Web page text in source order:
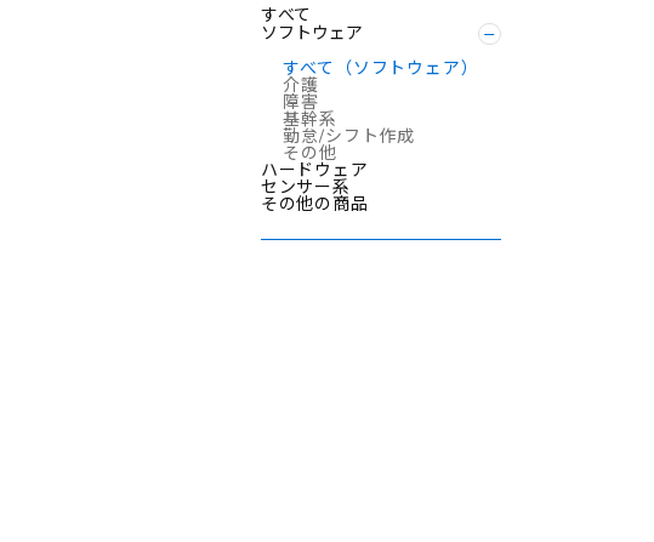
すべて
ソフトウェア
すべて（ソフトウェア）
介護
障害
基幹系
勤怠/シフト作成
その他
ハードウェア
センサー系
その他の商品